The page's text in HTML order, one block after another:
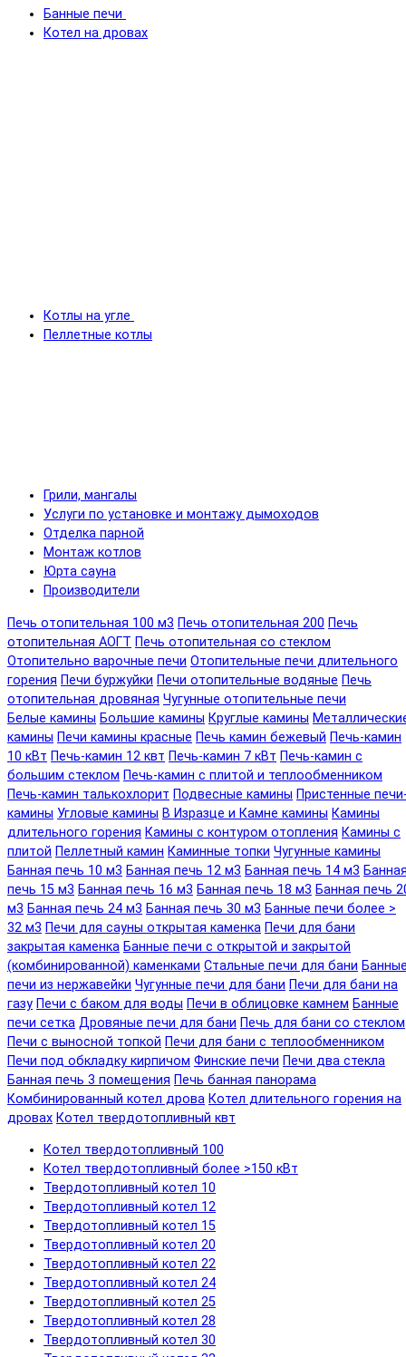
Банные печи
Котел на дровах
Котлы на угле
Пеллетные котлы
Грили, мангалы
Услуги по установке и монтажу дымоходов
Отделка парной
Монтаж котлов
Юрта сауна
Производители
Печь отопительная 100 м3 Печь отопительная 200 Печь
отопительная АОГТ Печь отопительная со стеклом
Отопительно варочные печи Отопительные печи длительного
горения Печи буржуйки Печи отопительные водяные Печь
отопительная дровяная Чугунные отопительные печи
Белые камины Большие камины Круглые камины
камины Печи камины красные Печь камин бежевый Печь-камин
10 кВт Печь-камин 12 квт Печь-камин 7 кВт Печь-камин с
большим стеклом Печь-камин с плитой и теплообменником
Печь-камин талькохлорит Подвесные камины Пристенные
камины Угловые камины В Изразце и Камне камины Камины
длительного горения Камины с контуром отопления Камины с
плитой Пеллетный камин Каминные топки Чугунные камины
Банная печь 10 м3 Банная печь 12 м3 Банная печь 14 м3
печь 15 м3 Банная печь 16 м3 Банная печь 18 м3 Банная печь
м3 Банная печь 24 м3 Банная печь 30 м3 Банные печи более >
32 м3 Печи для сауны открытая каменка Печи для бани
закрытая каменка Банные печи с открытой и закрытой
(комбинированной) каменками Стальные печи для бани
печи из нержавейки Чугунные печи для бани Печи для бани на
газу Печи с баком для воды Печи в облицовке камнем Банные
печи сетка Дровяные печи для бани Печь для бани со стеклом
Печи с выносной топкой Печи для бани с теплообменником
Печи под обкладку кирпичом Финские печи Печи два стекла
Банная печь 3 помещения Печь банная панорама
Комбинированный котел дрова Котел длительного горения на
дровах Котел твердотопливный квт
Котел твердотопливный 100
Котел твердотопливный более >150 кВт
Твердотопливный котел 10
Твердотопливный котел 12
Твердотопливный котел 15
Твердотопливный котел 20
Твердотопливный котел 22
Твердотопливный котел 24
Твердотопливный котел 25
Твердотопливный котел 28
Твердотопливный котел 30